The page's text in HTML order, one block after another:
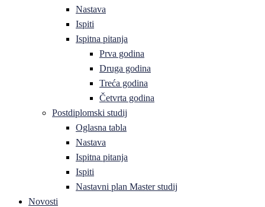
Nastava
Ispiti
Ispitna pitanja
Prva godina
Druga godina
Treća godina
Četvrta godina
Postdiplomski studij
Oglasna tabla
Nastava
Ispitna pitanja
Ispiti
Nastavni plan Master studij
Novosti